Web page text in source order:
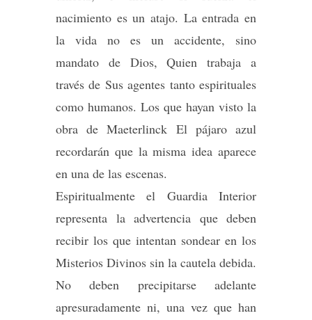
nacimiento es un atajo. La entrada en
la vida no es un accidente, sino
mandato de Dios, Quien trabaja a
través de Sus agentes tanto espirituales
como humanos. Los que hayan visto la
obra de Maeterlinck El pájaro azul
recordarán que la misma idea aparece
en una de las escenas.
Espiritualmente el Guardia Interior
representa la advertencia que deben
recibir los que intentan sondear en los
Misterios Divinos sin la cautela debida.
No deben precipitarse adelante
apresuradamente ni, una vez que han